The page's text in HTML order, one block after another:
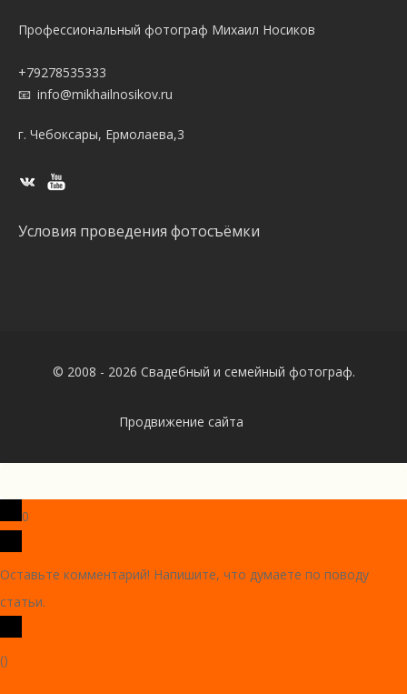
Профессиональный фотограф Михаил Носиков
+79278535333
info@mikhailnosikov.ru
г. Чебоксары, Ермолаева,3
Условия проведения фотосъёмки
© 2008 - 2026 Свадебный и семейный фотограф.
Продвижение сайта
0
Оставьте комментарий! Напишите, что думаете по поводу
статьи.
()